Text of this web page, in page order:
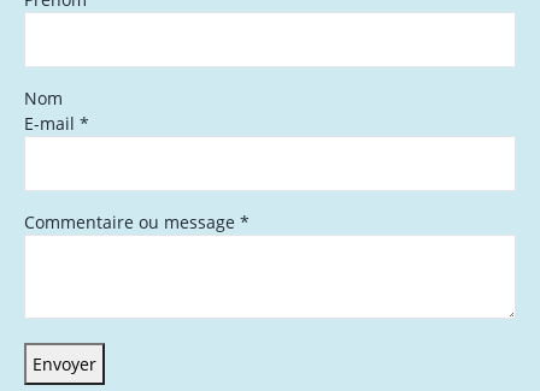
Nom
E-mail *
Commentaire ou message *
Envoyer